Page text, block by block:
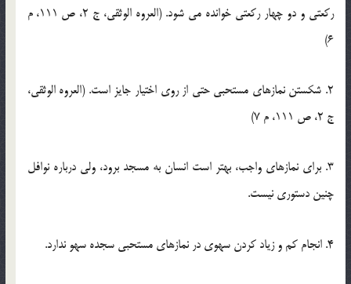
ركعتی و دو چهار ركعتی خوانده می شود. (العروه الوثقی، ج 2، ص 111، م
6)
2. شكستن نمازهای مستحبی حتی از روی اختیار جایز است. (العروه الوثقی،
ج 2، ص 111، م 7)
3. برای نمازهای واجب، بهتر است انسان به مسجد برود، ولی درباره نوافل
چنین دستوری نیست.
4. انجام كم و زیاد كردن سهوی در نمازهای مستحبی سجده سهو ندارد.